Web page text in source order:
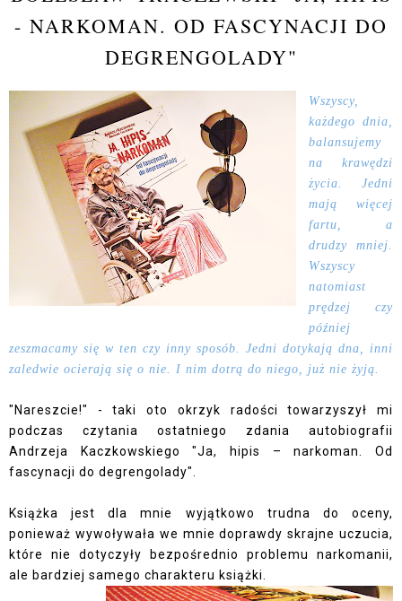
- NARKOMAN. OD FASCYNACJI DO
DEGRENGOLADY"
Wszyscy,
każdego dnia,
balansujemy
na krawędzi
życia. Jedni
mają więcej
fartu, a
drudzy mniej.
Wszyscy
natomiast
prędzej czy
później
zeszmacamy się w ten czy inny sposób. Jedni dotykają dna, inni
zaledwie ocierają się o nie. I nim dotrą do niego, już nie żyją.
"Nareszcie!" - taki oto okrzyk radości towarzyszył mi
podczas czytania ostatniego zdania autobiografii
Andrzeja Kaczkowskiego "Ja, hipis – narkoman. Od
fascynacji do degrengolady".
Książka jest dla mnie wyjątkowo trudna do oceny,
ponieważ wywoływała we mnie doprawdy skrajne uczucia,
które nie dotyczyły bezpośrednio problemu narkomanii,
ale bardziej samego charakteru książki.